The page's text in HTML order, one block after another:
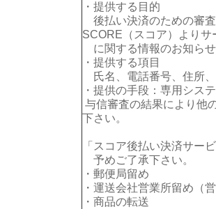
・提供する目的
後払い決済のための審
SCORE（スコア）よりサ
に関する情報のお知ら
・提供する項目
氏名、電話番号、住所
・提供の手段：専用シス
与信審査の結果により他
下さい。
「スコア後払い決済サー
予めご了承下さい。
・郵便局留め
・運送会社営業所留め（
・商品の転送